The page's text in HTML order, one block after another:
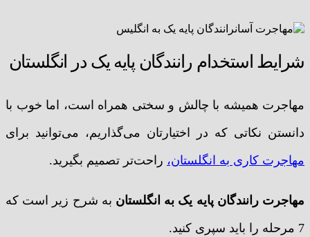
شرایط استخدام رانندگان پایه یک در انگلستان
مهاجرت همیشه با چالش و سختی همراه است، اما خوب با
دانستن نکاتی که در اختیارتان می‌گذاریم، می‌توانید برای
مهاجرت کاری به انگلستان، راحت‌تر تصمیم بگیرید.
مهاجرت رانندگان پایه یک به انگلستان به شرح زیر است که
7 مرحله را باید سپری کنید.